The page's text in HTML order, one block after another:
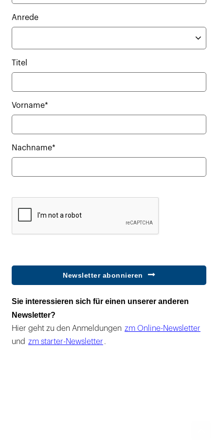
Anrede
Titel
Vorname*
Nachname*
Newsletter abonnieren
Sie interessieren sich für einen unserer anderen
Newsletter?
Hier geht zu den Anmeldungen zm Online-Newsletter
und zm starter-Newsletter .